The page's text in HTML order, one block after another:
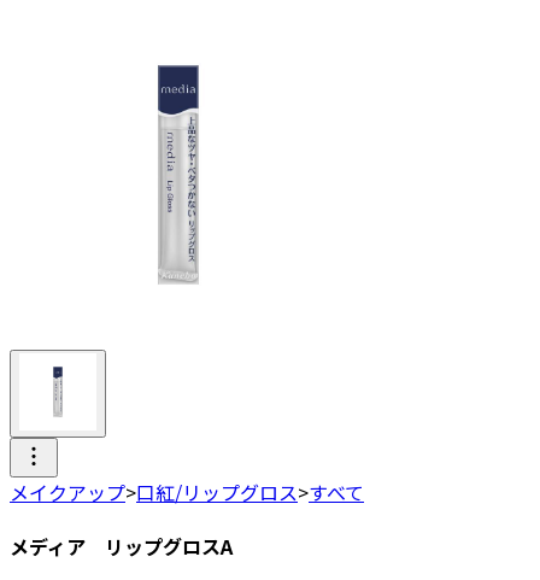
メイクアップ>口紅/リップグロス>すべて
メディア リップグロスA